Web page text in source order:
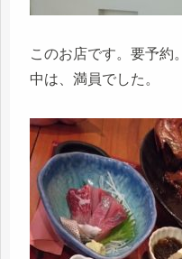
このお店です。要予約。
中は、満員でした。